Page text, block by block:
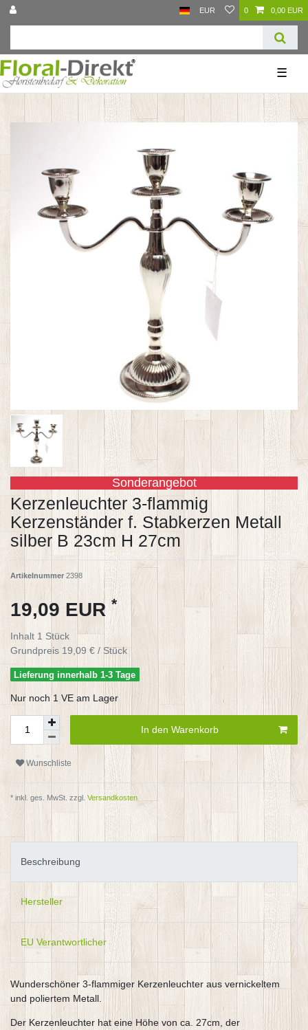
EUR 0 0,00 EUR
☰
Sonderangebot
Kerzenleuchter 3-flammig
Kerzenständer f. Stabkerzen Metall
silber B 23cm H 27cm
Artikelnummer 2398
19,09 EUR*
Inhalt 1 Stück
Grundpreis 19,09 € / Stück
Lieferung innerhalb 1-3 Tage
Nur noch 1 VE am Lager
In den Warenkorb
Wunschliste
* inkl. ges. MwSt. zzgl. Versandkosten
Beschreibung
Hersteller
EU Verantwortlicher
Wunderschöner 3-flammiger Kerzenleuchter aus vernickeltem
und poliertem Metall.
Der Kerzenleuchter hat eine Höhe von ca. 27cm, der